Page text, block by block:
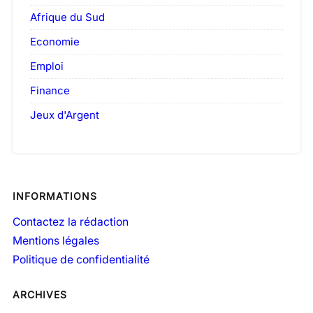
Afrique du Sud
Economie
Emploi
Finance
Jeux d'Argent
INFORMATIONS
Contactez la rédaction
Mentions légales
Politique de confidentialité
ARCHIVES